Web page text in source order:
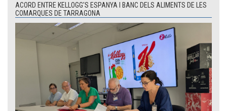
ACORD ENTRE KELLOGG'S ESPANYA I BANC DELS ALIMENTS DE LES
COMARQUES DE TARRAGONA